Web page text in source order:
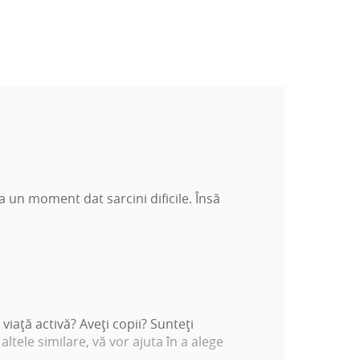
un moment dat sarcini dificile. Însă
activă? Aveţi copii? Sunteţi
similare, vă vor ajuta în a alege